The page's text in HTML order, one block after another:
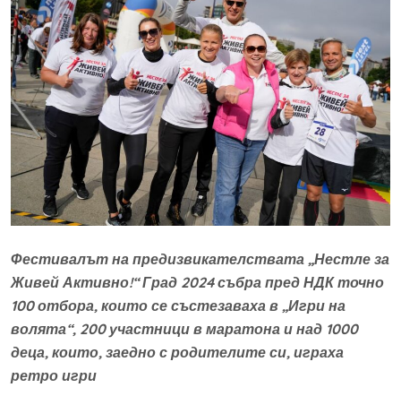
Фестивалът на предизвикателствата „Нестле за
Живей Активно!“ Град 2024 събра пред НДК точно
100 отбора, които се състезаваха в „Игри на
волята“, 200 участници в маратона и над 1000
деца, които, заедно с родителите си, играха
ретро игри